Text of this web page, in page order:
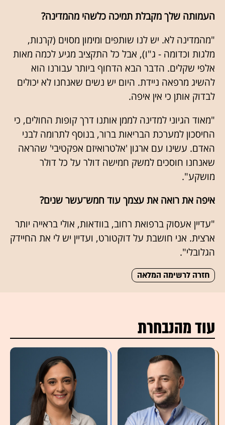
העמותה שלך מקבלת תמיכה כלשהי מהמדינה?
"מהמדינה לא. יש לנו שותפים ומימון מסוים (קרנות,
מלגות וכדומה - ג"ו), אבל כל התקציב מגיע לכמה מאות
אלפי שקלים. הדבר הבא הדחוף ביותר עבורנו הוא
להשיג מרפאה ניידת. היום יש נשים שאנחנו לא יכולים
לבדוק אותן כי אין איפה.
"מאוד הגיוני למדינה לממן אותנו דרך קופות החולים, כי
החיסכון למערכת הבריאות ברור, בנוסף לתרומה לבני
האדם. עשינו עם ארגון 'אלטרואיזם אפקטיבי' שהראה
שאנחנו חוסכים למשק חמישה דולר על כל דולר
מושקע".
איפה את רואה את עצמך עוד חמש־עשר שנים?
"עדיין אעסוק ברפואת רחוב, בוודאות, אולי בראייה יותר
ארצית. אני חושבת על דוקטורט, ועדיין יש לי את החיידק
הגלובלי".
חזרה לרשימה המלאה
עוד מהנבחרת